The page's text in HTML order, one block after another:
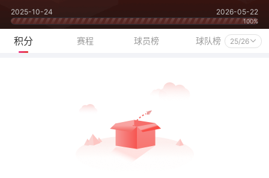
2025-10-24 2026-05-22
100%
积分 赛程 球员榜 球队榜 25/26